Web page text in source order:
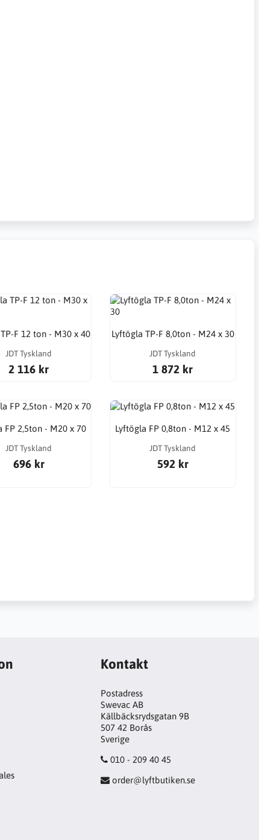
F 12 ton - M30 x 40
JDT Tyskland
2 116 kr
Lyftögla TP-F 8,0ton - M24 x 30
JDT Tyskland
1 872 kr
FP 2,5ton - M20 x 70
JDT Tyskland
696 kr
Lyftögla FP 0,8ton - M12 x 45
JDT Tyskland
592 kr
Kontakt
Postadress
Swevac AB
Källbäcksrydsgatan 9B
507 42 Borås
Sverige
010 - 209 40 45
order@lyftbutiken.se